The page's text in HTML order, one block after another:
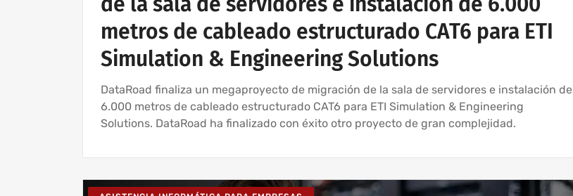
metros de cableado estructurado CAT6 para ETI
Simulation & Engineering Solutions
DataRoad finaliza un megaproyecto de migración de la sala de servidores e instalación de
6.000 metros de cableado estructurado CAT6 para ETI Simulation & Engineering
Solutions. DataRoad ha finalizado con éxito otro proyecto de gran complejidad.